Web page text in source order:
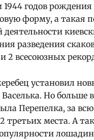
годов
форму, а такая
деятельности
разведения
2 всесоюзных
установил
Но больше
Перепелка, за
третьих места. А